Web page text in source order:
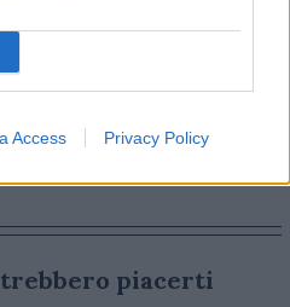
Access Privacy Policy
piacerti